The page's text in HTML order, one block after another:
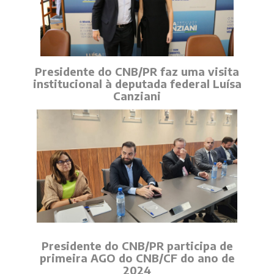
Presidente do CNB/PR faz uma visita
institucional à deputada federal Luísa
Canziani
Presidente do CNB/PR participa de
primeira AGO do CNB/CF do ano de
2024